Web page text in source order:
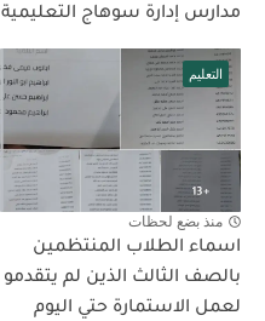
مدارس إدارة سوهاج التعليمية
التعليم
منذ بضع لحظات
اسماء الطلاب المنتظمين
بالصف الثالث الذين لم يتقدمو
لعمل الاستمارة حتي اليوم